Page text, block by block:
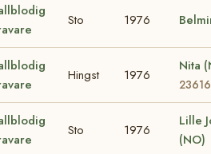
Sto 1976
Hingst 1976
Nita
23616
Sto 1976
Lille
(NO)